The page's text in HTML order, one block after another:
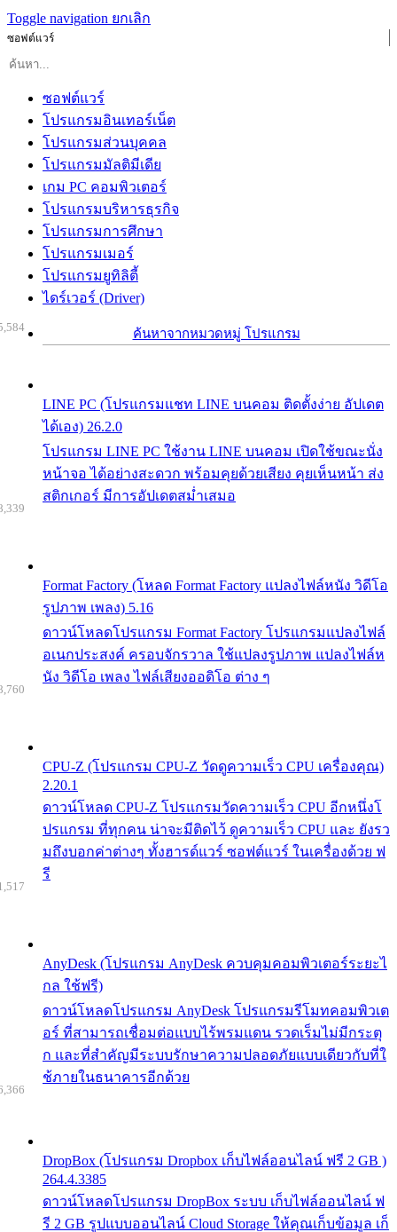
Toggle navigation ยกเลิก
ซอฟต์แวร์
ซอฟต์แวร์
โปรแกรมอินเทอร์เน็ต
โปรแกรมส่วนบุคคล
โปรแกรมมัลติมีเดีย
เกม PC คอมพิวเตอร์
โปรแกรมบริหารธุรกิจ
โปรแกรมการศึกษา
โปรแกรมเมอร์
โปรแกรมยูทิลิตี้
ไดร์เวอร์ (Driver)
ค้นหาจากหมวดหมู่ โปรแกรม
LINE PC (โปรแกรมแชท LINE บนคอม ติดตั้งง่าย อัปเดต
ได้เอง) 26.2.0
โปรแกรม LINE PC ใช้งาน LINE บนคอม เปิดใช้ขณะนั่ง
หน้าจอ ได้อย่างสะดวก พร้อมคุยด้วยเสียง คุยเห็นหน้า ส่ง
สติกเกอร์ มีการอัปเดตสม่ำเสมอ
Format Factory (โหลด Format Factory แปลงไฟล์หนัง วิดีโอ
รูปภาพ เพลง) 5.16
ดาวน์โหลดโปรแกรม Format Factory โปรแกรมแปลงไฟล์
อเนกประสงค์ ครอบจักรวาล ใช้แปลงรูปภาพ แปลงไฟล์ห
นัง วิดีโอ เพลง ไฟล์เสียงออดิโอ ต่าง ๆ
CPU-Z (โปรแกรม CPU-Z วัดดูความเร็ว CPU เครื่องคุณ)
2.20.1
ดาวน์โหลด CPU-Z โปรแกรมวัดความเร็ว CPU อีกหนึ่งโ
ปรแกรม ที่ทุกคน น่าจะมีติดไว้ ดูความเร็ว CPU และ ยังรว
มถึงบอกค่าต่างๆ ทั้งฮารด์แวร์ ซอฟต์แวร์ ในเครื่องด้วย ฟ
รี
AnyDesk (โปรแกรม AnyDesk ควบคุมคอมพิวเตอร์ระยะไ
กล ใช้ฟรี)
ดาวน์โหลดโปรแกรม AnyDesk โปรแกรมรีโมทคอมพิวเต
อร์ ที่สามารถเชื่อมต่อแบบไร้พรมแดน รวดเร็มไม่มีกระตุ
ก และที่สำคัญมีระบบรักษาความปลอดภัยแบบเดียวกับที่ใ
ช้ภายในธนาคารอีกด้วย
DropBox (โปรแกรม Dropbox เก็บไฟล์ออนไลน์ ฟรี 2 GB )
264.4.3385
ดาวน์โหลดโปรแกรม DropBox ระบบ เก็บไฟล์ออนไลน์ ฟ
รี 2 GB รูปแบบออนไลน์ Cloud Storage ให้คุณเก็บข้อมูล เก็